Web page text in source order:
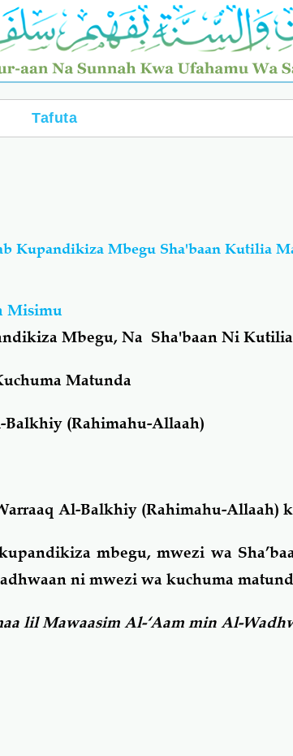
Kupandikiza Mbegu Sha'baan Kutilia
Misimu
Mbegu, Na Sha'baan Ni
Matunda
Balkhiy (Rahimahu-Allaah)
Al-Balkhiy (Rahimahu-Allaah)
mbegu, mwezi wa
ni mwezi wa kuchuma
lil Mawaasim Al-‘Aam min Al-